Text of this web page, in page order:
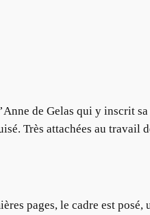
de Gelas qui y inscrit
Très attachées au travail
pages, le cadre est posé,